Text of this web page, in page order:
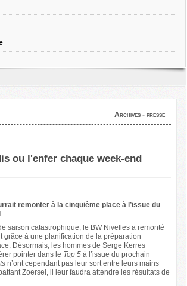
Archives - presse
ou l'enfer chaque week-end
remonter à la cinquième place à l’issue du
saison catastrophique, le BW Nivelles a remonté
grâce à une planification de la préparation
Désormais, les hommes de Serge Kerres
pointer dans le Top 5à l’issue du prochain
n’ont cependant pas leur sort entre leurs mains
Zoersel, il leur faudra attendre les résultats de